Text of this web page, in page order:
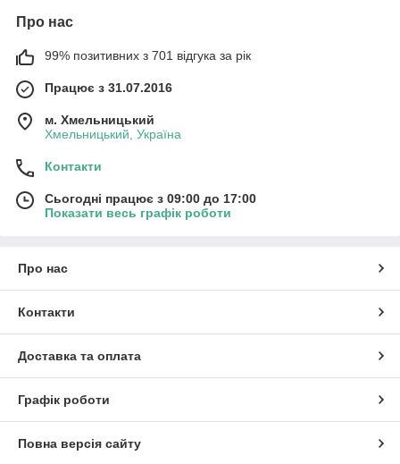
Про нас
99% позитивних з 701 відгука за рік
Працює з 31.07.2016
м. Хмельницький
Хмельницький, Україна
Контакти
Сьогодні працює з 09:00 до 17:00
Показати весь графік роботи
Про нас
Контакти
Доставка та оплата
Графік роботи
Повна версія сайту